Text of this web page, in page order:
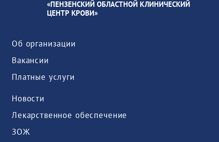
«ПЕНЗЕНСКИЙ ОБЛАСТНОЙ КЛИНИЧЕСКИЙ
ЦЕНТР КРОВИ»
Об организации
Вакансии
Платные услуги
Новости
Лекарственное обеспечение
ЗОЖ